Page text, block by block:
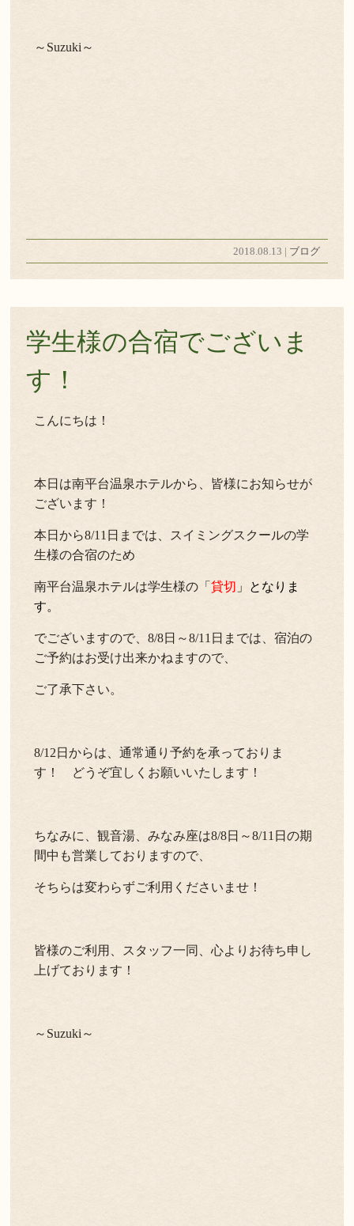
～Suzuki～
2018.08.13 | ブログ
学生様の合宿でございま
す！
こんにちは！
本日は南平台温泉ホテルから、皆様にお知らせが
ございます！
本日から8/11日までは、スイミングスクールの学
生様の合宿のため
南平台温泉ホテルは学生様の「貸切 」となりま
す。
でございますので、8/8日～8/11日までは、宿泊の
ご予約はお受け出来かねますので、
ご了承下さい。
8/12日からは、通常通り予約を承っておりま
す！ どうぞ宜しくお願いいたします！
ちなみに、観音湯、みなみ座は8/8日～8/11日の期
間中も営業しておりますので、
そちらは変わらずご利用くださいませ！
皆様のご利用、スタッフ一同、心よりお待ち申し
上げております！
～Suzuki～